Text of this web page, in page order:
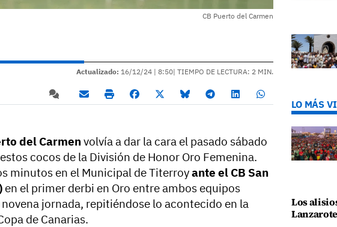
CB Puerto del Carmen
Actualizado: 16/12/24 | 8:50| TIEMPO DE LECTURA: 2 MIN.
del Carmenvolvía a dar la cara el pasado sábado
cocos de la División de Honor Oro Femenina.
minutos en el Municipal de Titerroyante el CB San
en el primer derbi en Oro entre ambos equipos
jornada, repitiéndose lo acontecido en la
de Canarias.
LO MÁS
Los
Lanzarote